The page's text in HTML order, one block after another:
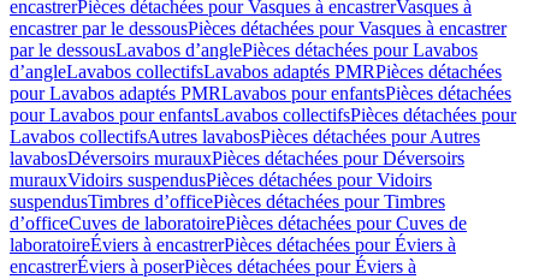
encastrerPièces détachées pour Vasques à encastrerVasques à
encastrer par le dessousPièces détachées pour Vasques à encastrer
par le dessousLavabos d’anglePièces détachées pour Lavabos
d’angleLavabos collectifsLavabos adaptés PMRPièces détachées
pour Lavabos adaptés PMRLavabos pour enfantsPièces détachées
pour Lavabos pour enfantsLavabos collectifsPièces détachées pour
Lavabos collectifsAutres lavabosPièces détachées pour Autres
lavabosDéversoirs murauxPièces détachées pour Déversoirs
murauxVidoirs suspendusPièces détachées pour Vidoirs
suspendusTimbres dʼofficePièces détachées pour Timbres
dʼofficeCuves de laboratoirePièces détachées pour Cuves de
laboratoireÉviers à encastrerPièces détachées pour Éviers à
encastrerÉviers à poserPièces détachées pour Éviers à